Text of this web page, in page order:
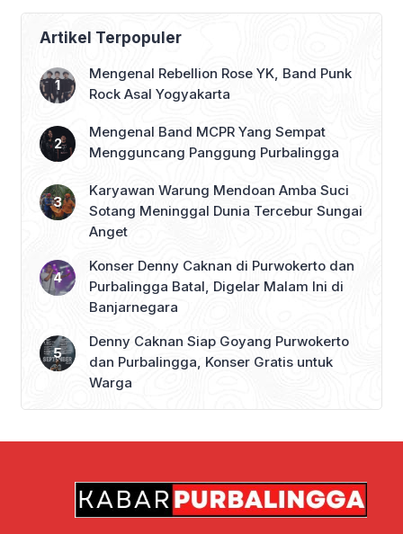
Purbalingga Beri
Dukungan Penuh
Artikel Terpopuler
Mengenal Rebellion Rose YK, Band Punk
Rock Asal Yogyakarta
Mengenal Band MCPR Yang Sempat
Mengguncang Panggung Purbalingga
Karyawan Warung Mendoan Amba Suci
Sotang Meninggal Dunia Tercebur Sungai
Anget
Konser Denny Caknan di Purwokerto dan
Purbalingga Batal, Digelar Malam Ini di
Banjarnegara
Denny Caknan Siap Goyang Purwokerto
dan Purbalingga, Konser Gratis untuk
Warga